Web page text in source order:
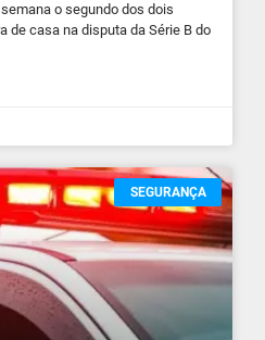
o segundo dos dois
de casa na disputa da Série B do
SEGURANÇA